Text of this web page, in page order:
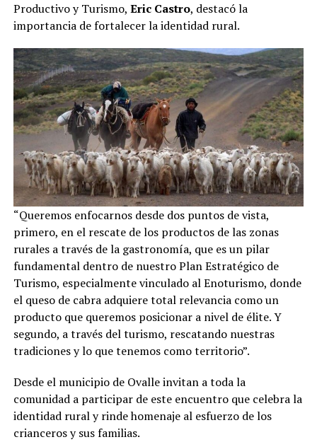
Productivo y Turismo, Eric Castro, destacó la
importancia de fortalecer la identidad rural.
“Queremos enfocarnos desde dos puntos de vista,
primero, en el rescate de los productos de las zonas
rurales a través de la gastronomía, que es un pilar
fundamental dentro de nuestro Plan Estratégico de
Turismo, especialmente vinculado al Enoturismo, donde
el queso de cabra adquiere total relevancia como un
producto que queremos posicionar a nivel de élite. Y
segundo, a través del turismo, rescatando nuestras
tradiciones y lo que tenemos como territorio”.
Desde el municipio de Ovalle invitan a toda la
comunidad a participar de este encuentro que celebra la
identidad rural y rinde homenaje al esfuerzo de los
crianceros y sus familias.